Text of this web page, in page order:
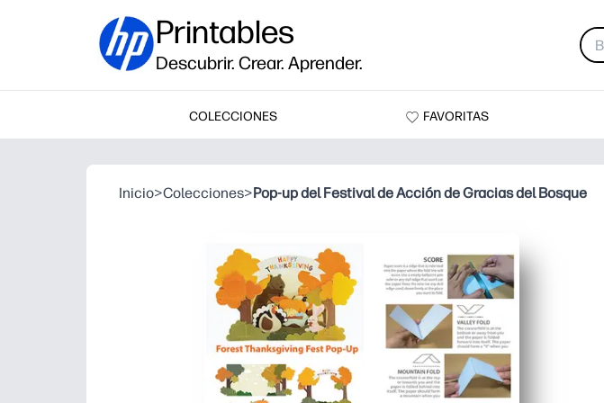
Printables
Descubrir. Crear. Aprender.
COLECCIONES FAVORITAS
Inicio>Colecciones>Pop-up del Festival de Acción de Gracias del Bosque